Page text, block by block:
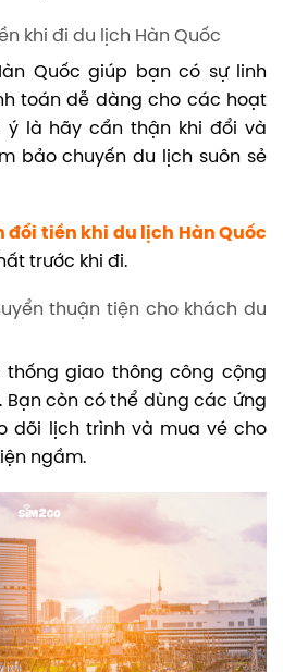
khi đi du lịch Hàn Quốc
Quốc giúp bạn có sự linh
toán dễ dàng cho các hoạt
ý là hãy cẩn thận khi đổi và
bảo chuyến du lịch suôn sẻ
đổi tiền khi du lịch Hàn Quốc
trước khi đi.
thuận tiện cho khách du
thống giao thông công cộng
Bạn còn có thể dùng các ứng
dõi lịch trình và mua vé cho
ngầm.